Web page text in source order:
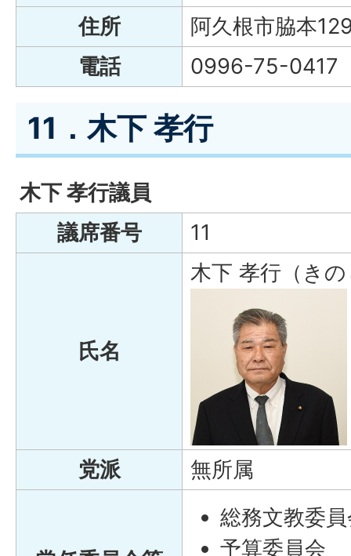
住所
阿久根市脇本
電話
0996-75-0417
11．木下 孝行
木下 孝行議員
議席番号
11
氏名
木下 孝行（き
党派 無所属
総務文教委
予算委員会